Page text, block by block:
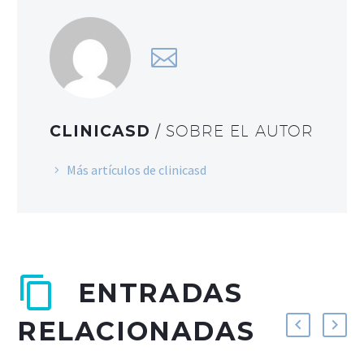
CLINICASD / SOBRE EL AUTOR
Más artículos de clinicasd
ENTRADAS
RELACIONADAS